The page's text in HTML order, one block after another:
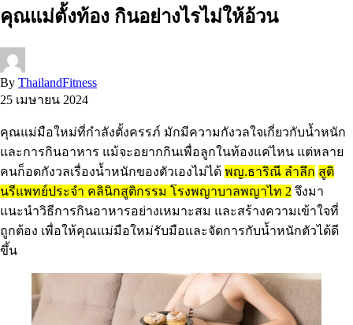
คุณแม่ตั้งท้อง กินอย่างไรไม่ให้อ้วน
By ThailandFitness
25 เมษายน 2024
คุณแม่มือใหม่ที่กำลังตั้งครรภ์ มักมีความกังวลใจเกี่ยวกับน้ำหนัก
และการกินอาหาร แม้จะอยากกินเพื่อลูกในท้องแค่ไหน แต่หลาย
คนก็อดกังวลเรื่องน้ำหนักของตัวเองไม่ได้ พญ.ธาริณี ลำลึก สูติ
นรีแพทย์ประจำ คลินิกสูติกรรม โรงพญาบาลพญาไท 2 จึงมา
แนะนำวิธีการกินอาหารอย่างเหมาะสม และสร้างความเข้าใจที่
ถูกต้อง เพื่อให้คุณแม่มือใหม่รับมือและจัดการกับน้ำหนักตัวได้ดี
ขึ้น